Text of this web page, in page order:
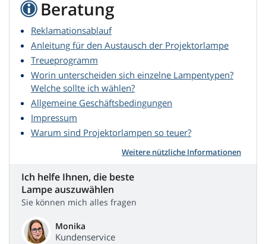
Beratung
Reklamationsablauf
Anleitung für den Austausch der Projektorlampe
Treueprogramm
Worin unterscheiden sich einzelne Lampentypen?
Welche sollte ich wählen?
Allgemeine Geschäftsbedingungen
Impressum
Warum sind Projektorlampen so teuer?
Weitere nützliche Informationen
Ich helfe Ihnen, die beste
Lampe auszuwählen
Sie können mich alles fragen
Monika
Kundenservice